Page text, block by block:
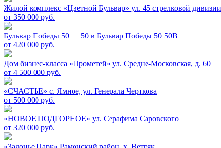
Жилой комплекс «Цветной Бульвар» ул. 45 стрелковой
от 350 000 руб.
Бульвар Победы 50 — 50 в Бульвар Победы 50-50В
от 420 000 руб.
Дом бизнес-класса «Прометей» ул. Средне-Московская, д. 60
от 4 500 000 руб.
«СЧАСТЬЕ» c. Ямное, ул. Генерала Черткова
от 500 000 руб.
«НОВОЕ ПОДГОРНОЕ» ул. Серафима Саровского
от 320 000 руб.
«Задонье Парк» Рамонский район, х. Ветряк